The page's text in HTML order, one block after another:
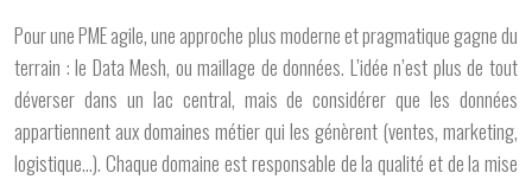
Pour une PME agile, une approche plus moderne et pragmatique gagne du
terrain : le Data Mesh, ou maillage de données. L’idée n’est plus de tout
déverser dans un lac central, mais de considérer que les données
appartiennent aux domaines métier qui les génèrent (ventes, marketing,
logistique…). Chaque domaine est responsable de la qualité et de la mise